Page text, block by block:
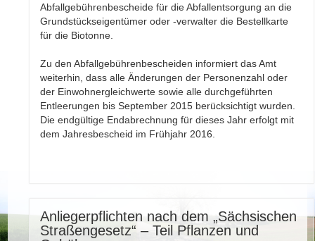
Abfallgebührenbescheide für die Abfallentsorgung an die
Grundstückseigentümer oder -verwalter die Bestellkarte
für die Biotonne.
Zu den Abfallgebührenbescheiden informiert das Amt
weiterhin, dass alle Änderungen der Personenzahl oder
der Einwohnergleichwerte sowie alle durchgeführten
Entleerungen bis September 2015 berücksichtigt wurden.
Die endgültige Endabrechnung für dieses Jahr erfolgt mit
dem Jahresbescheid im Frühjahr 2016.
Anliegerpflichten nach dem „Sächsischen
Straßengesetz“ – Teil Pflanzen und